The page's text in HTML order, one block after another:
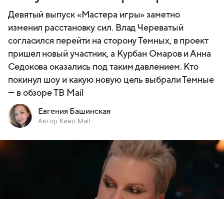
Девятый выпуск «Мастера игры» заметно
изменил расстановку сил. Влад Череватый
согласился перейти на сторону Темных, в проект
пришел новый участник, а Курбан Омаров и Анна
Седокова оказались под таким давлением. Кто
покинул шоу и какую новую цель выбрали Темные
— в обзоре ТВ Mail
Евгения Башинская
Автор Кино Mail